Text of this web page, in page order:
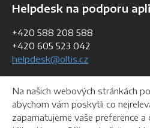
Helpdesk na podporu
+420 588 208 588
+420 605 523 042
helpdesk@oltis.cz
Fakturační údaje
IČO:268 47 281
DIČ:CZ26847281
Na našich webových stránkách
abychom vám poskytli co
zapamatujeme vaše preference a